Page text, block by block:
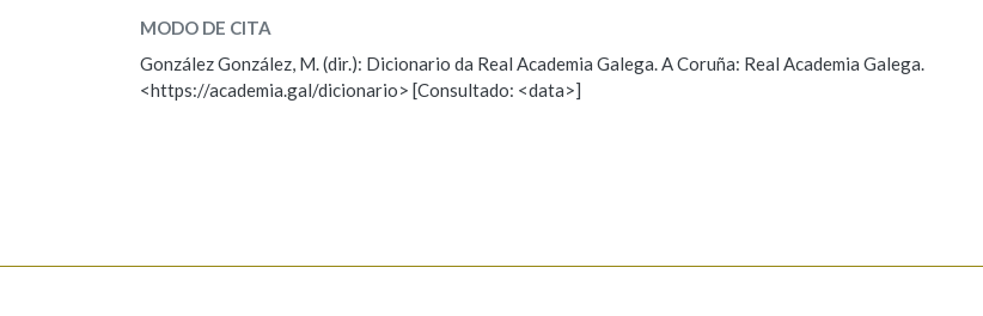
ESCOLLE UNHA OPCIÓN:
Observación Hai un erro na palabra Propoño mellorar a definición
MODO DE CITA
González González, M. (dir.): Dicionario da Real Academia Galega. A Coruña: Real Academia Galega.
<https://academia.gal/dicionario> [Consultado: <data>]